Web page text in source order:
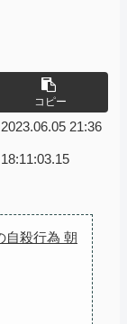
コピー
2023.06.05 21:36
自殺行為 朝